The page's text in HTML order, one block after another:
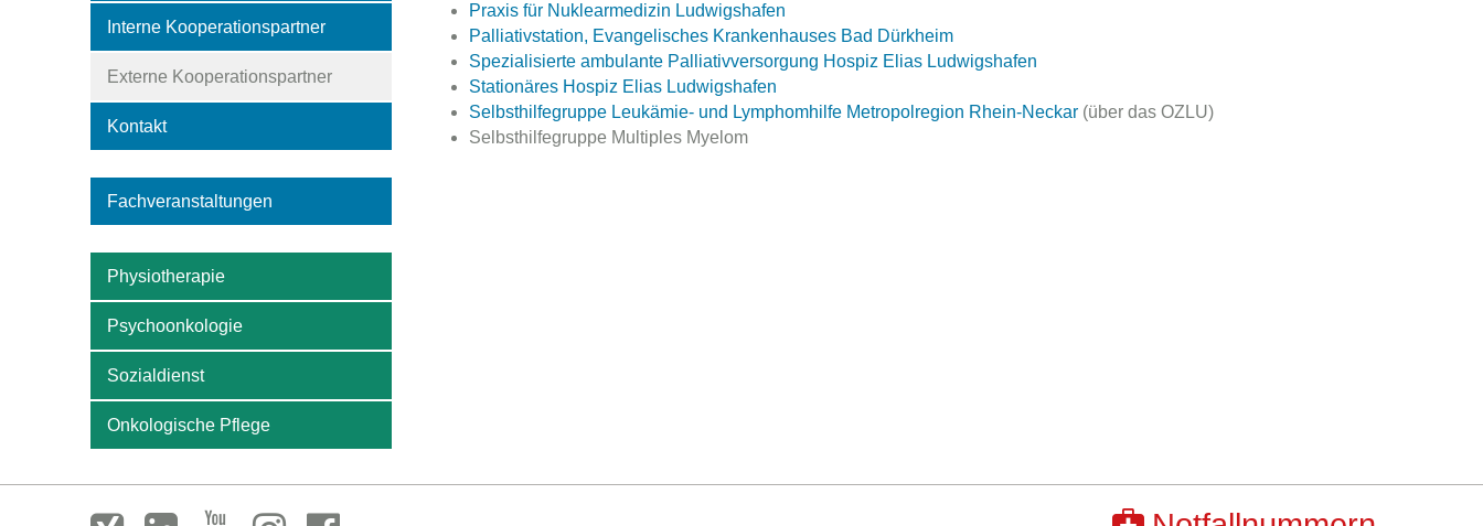
Interne Kooperationspartner
Externe Kooperationspartner
Kontakt
Fachveranstaltungen
Physiotherapie
Psychoonkologie
Sozialdienst
Onkologische Pflege
Praxis für Nuklearmedizin Ludwigshafen
Palliativstation, Evangelisches Krankenhauses Bad Dürkheim
Spezialisierte ambulante Palliativversorgung Hospiz Elias Ludwigshafen
Stationäres Hospiz Elias Ludwigshafen
Selbsthilfegruppe Leukämie- und Lymphomhilfe Metropolregion Rhein-Neckar(über das OZLU)
Selbsthilfegruppe Multiples Myelom